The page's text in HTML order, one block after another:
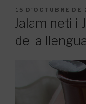
PUBLICAT
15 D'OCTUBRE DE
Jalam neti i
de la llengua